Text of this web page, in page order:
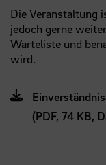
Die Veranstaltung
jedoch gerne
Warteliste und
wird.
(PDF, 74 KB,